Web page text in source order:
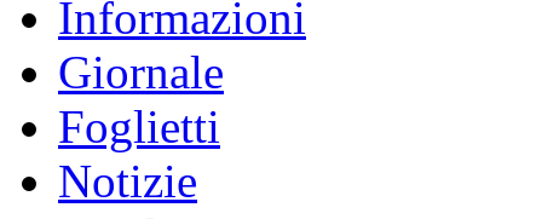
Informazioni
Giornale
Foglietti
Notizie